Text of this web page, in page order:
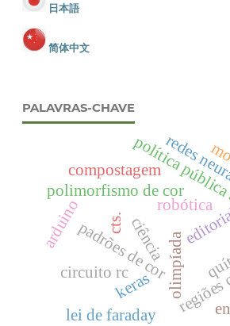
日本語
简体中文
PALAVRAS-CHAVE
olimpíada
política
padrões de cor
polimorfismo de cor
robótica
redes
keras
cts.
compostagem
lei de faraday
ciência
arduino
circuito rc